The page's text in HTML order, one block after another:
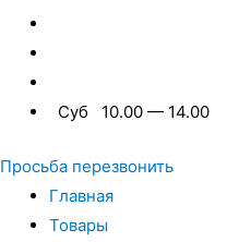
Суб 10.00 — 14.00
Просьба перезвонить
Главная
Товары